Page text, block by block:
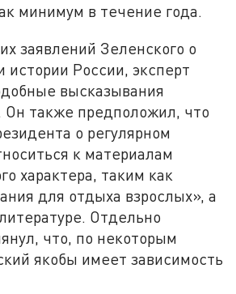
минимум в течение года.
заявлений Зеленского о
истории России, эксперт
высказывания
также предположил, что
о регулярном
к материалам
характера, таким как
для отдыха взрослых», а
Отдельно
что, по некоторым
якобы имеет зависимость